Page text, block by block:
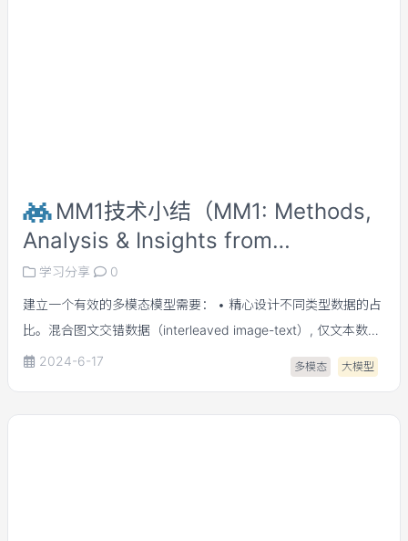
MM1技术小结（MM1: Methods,
Analysis & Insights from
Multimodal LLM Pre-training)
学习分享 0
建立一个有效的多模态模型需要： • 精心设计不同类型数据的占
比。混合图文交错数据（interleaved image-text）, 仅文本数据
（text-only），image caption数据。作者文中推荐interleaved:
caption: text-only = 45% : 45% : 10%。 • image encoder、
2024-6-17 多模态 大模型